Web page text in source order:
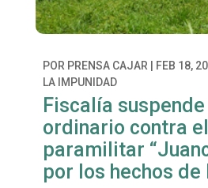
POR PRENSA CAJAR FEB 18,
LA IMPUNIDAD
Fiscalía
ordinario contra el
paramilitar
por los hechos de